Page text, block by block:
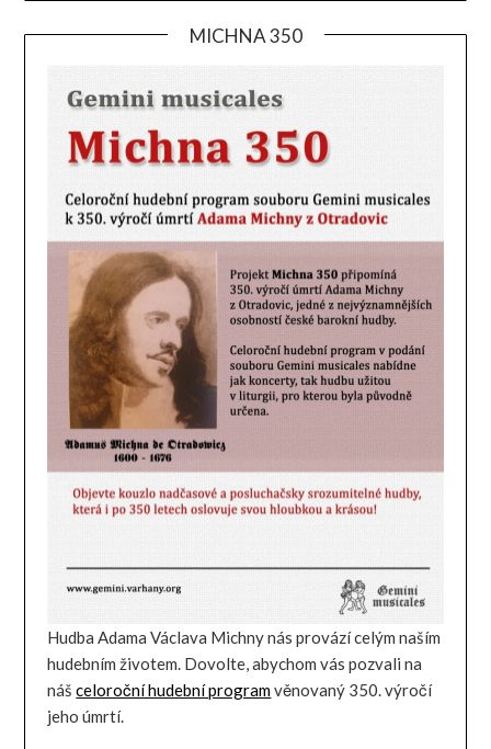
MICHNA 350
Hudba Adama Václava Michny nás provází celým naším
hudebním životem. Dovolte, abychom vás pozvali na
nášceloroční hudební programvěnovaný 350. výročí
jeho úmrtí.